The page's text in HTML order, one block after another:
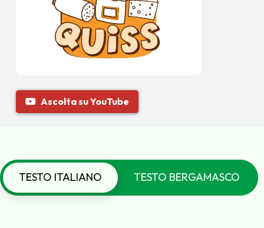
Ascolta su YouTube
TESTO ITALIANO TESTO BERGAMASCO